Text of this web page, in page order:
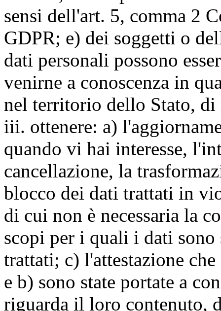
sensi dell'art. 5, comma 2
GDPR; e) dei soggetti o
dati personali possono
venirne a conoscenza in
nel territorio dello Stato,
iii. ottenere: a)
quando vi hai interesse,
cancellazione, la
blocco dei dati trattati in
di cui non è necessaria la
scopi per i quali i dati sono
trattati; c) l'attestazione
e b) sono state portate a
riguarda il loro contenuto,